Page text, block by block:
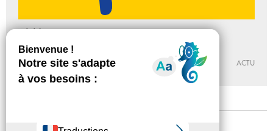
Children Power
Une exposition sur l’enfance
Du 19 - 05 au 18 - 07 - 2021 ACTU